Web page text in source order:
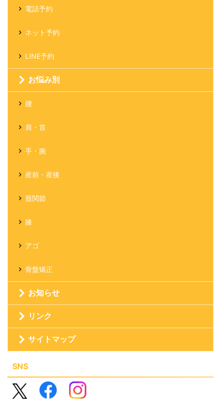
電話予約
ネット予約
LINE予約
お悩み別
腰
肩・首
手・腕
産前・産後
股関節
膝
アゴ
骨盤矯正
お知らせ
リンク
サイトマップ
SNS